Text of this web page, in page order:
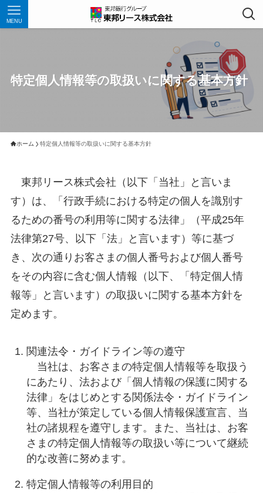
MENU
特定個人情報等の取扱いに関する基本方針
ホーム 特定個人情報等の取扱いに関する基本方針
東邦リース株式会社（以下「当社」と言いま
す）は、「行政手続における特定の個人を識別す
るための番号の利用等に関する法律」（平成25年
法律第27号、以下「法」と言います）等に基づ
き、次の通りお客さまの個人番号および個人番号
をその内容に含む個人情報（以下、「特定個人情
報等」と言います）の取扱いに関する基本方針を
定めます。
関連法令・ガイドライン等の遵守
当社は、お客さまの特定個人情報等を取扱う
にあたり、法および「個人情報の保護に関する
法律」をはじめとする関係法令・ガイドライン
等、当社が策定している個人情報保護宣言、当
社の諸規程を遵守します。また、当社は、お客
さまの特定個人情報等の取扱い等について継続
的な改善に努めます。
特定個人情報等の利用目的